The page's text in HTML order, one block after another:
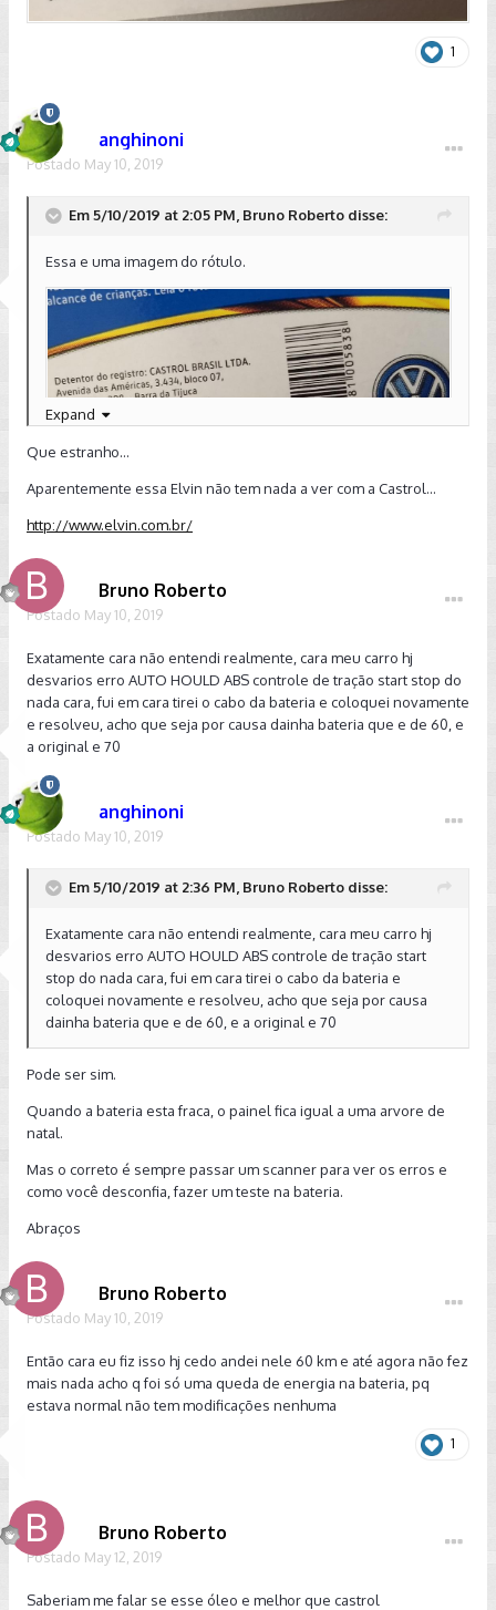
1
anghinoni
Postado May 10, 2019
Em 5/10/2019 at 2:05 PM, Bruno Roberto disse:
Essa e uma imagem do rótulo.
Expand
Que estranho...
Aparentemente essa Elvin não tem nada a ver com a Castrol...
http://www.elvin.com.br/
Bruno Roberto
Postado May 10, 2019
Exatamente cara não entendi realmente, cara meu carro hj
desvarios erro AUTO HOULD ABS controle de tração start stop do
nada cara, fui em cara tirei o cabo da bateria e coloquei novamente
e resolveu, acho que seja por causa dainha bateria que e de 60, e
a original e 70
anghinoni
Postado May 10, 2019
Em 5/10/2019 at 2:36 PM, Bruno Roberto disse:
Exatamente cara não entendi realmente, cara meu carro hj
desvarios erro AUTO HOULD ABS controle de tração start
stop do nada cara, fui em cara tirei o cabo da bateria e
coloquei novamente e resolveu, acho que seja por causa
dainha bateria que e de 60, e a original e 70
Pode ser sim.
Quando a bateria esta fraca, o painel fica igual a uma arvore de
natal.
Mas o correto é sempre passar um scanner para ver os erros e
como você desconfia, fazer um teste na bateria.
Abraços
Bruno Roberto
Postado May 10, 2019
Então cara eu fiz isso hj cedo andei nele 60 km e até agora não fez
mais nada acho q foi só uma queda de energia na bateria, pq
estava normal não tem modificações nenhuma
1
Bruno Roberto
Postado May 12, 2019
Saberiam me falar se esse óleo e melhor que castrol